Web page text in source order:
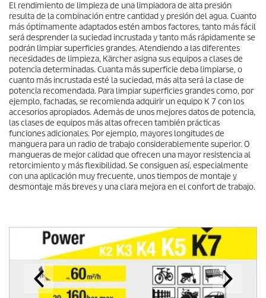
El rendimiento de limpieza de una limpiadora de alta presión
resulta de la combinación entre cantidad y presión del agua. Cuanto
más óptimamente adaptados estén ambos factores, tanto más fácil
será desprender la suciedad incrustada y tanto más rápidamente se
podrán limpiar superficies grandes. Atendiendo a las diferentes
necesidades de limpieza, Kärcher asigna sus equipos a clases de
potencia determinadas. Cuanta más superficie deba limpiarse, o
cuanto más incrustada esté la suciedad, más alta será la clase de
potencia recomendada. Para limpiar superficies grandes como, por
ejemplo, fachadas, se recomienda adquirir un equipo K 7 con los
accesorios apropiados. Además de unos mejores datos de potencia,
las clases de equipos más altas ofrecen también prácticas
funciones adicionales. Por ejemplo, mayores longitudes de
manguera para un radio de trabajo considerablemente superior. O
mangueras de mejor calidad que ofrecen una mayor resistencia al
retorcimiento y más flexibilidad. Se consiguen así, especialmente
con una aplicación muy frecuente, unos tiempos de montaje y
desmontaje más breves y una clara mejora en el confort de trabajo.